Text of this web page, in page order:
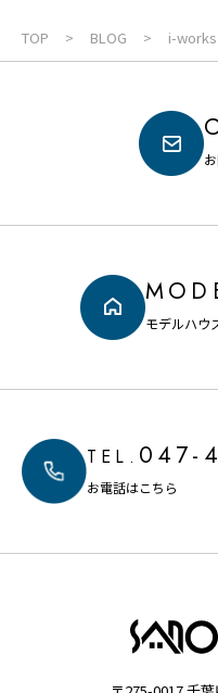
TOP BLOG
i-
の？
モデルハウ
TEL. 047-
お電話はこちら